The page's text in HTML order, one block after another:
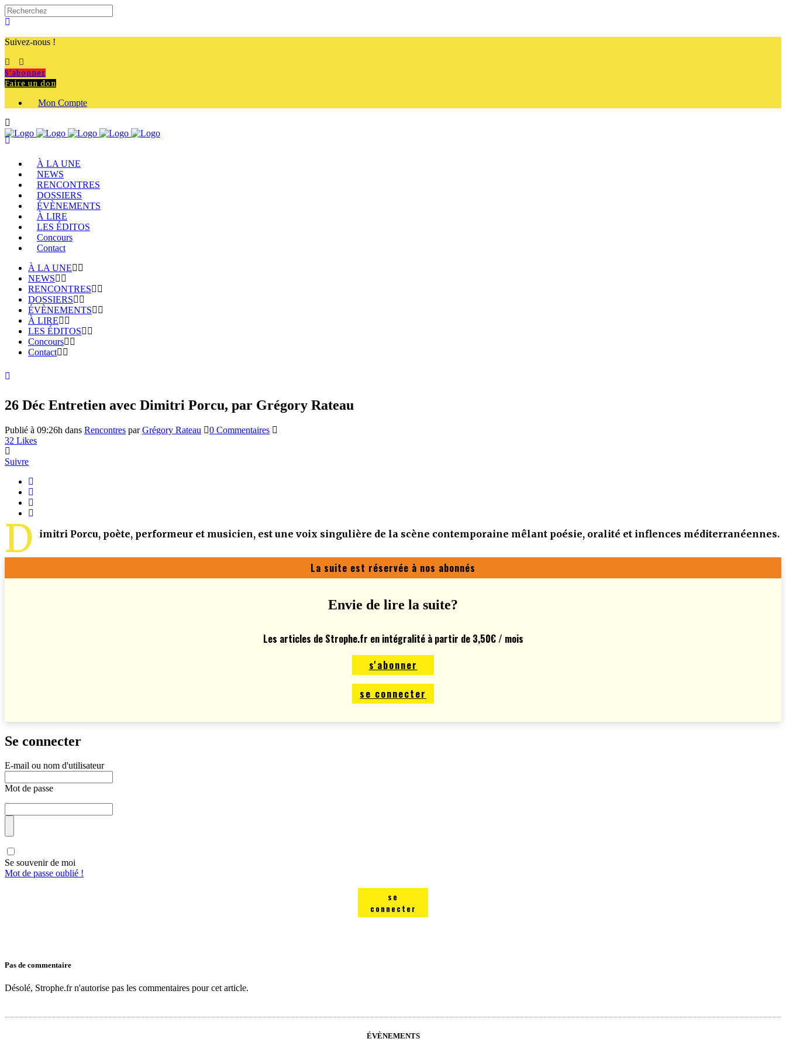
Suivez-nous !
S'abonner
Faire un don
Mon Compte
À LA UNE
NEWS
RENCONTRES
DOSSIERS
ÉVÈNEMENTS
À LIRE
LES ÉDITOS
Concours
Contact
À LA UNE
NEWS
RENCONTRES
DOSSIERS
ÉVÈNEMENTS
À LIRE
LES ÉDITOS
Concours
Contact
26 Déc Entretien avec Dimitri Porcu, par Grégory Rateau
Publié à 09:26h dans Rencontres parGrégory Rateau
0 Commentaires
32 Likes
Suivre
D imitri Porcu, poète, performeur et musicien, est une voix singulière de la scène contemporaine mêlant poésie, oralité et inflences méditerranéennes.
La suite est réservée à nos abonnés
Envie de lire la suite?
Les articles de Strophe.fr en intégralité à partir de 3,50€ / mois
s'abonner
se connecter
Se connecter
E-mail ou nom d'utilisateur
Mot de passe
Se souvenir de moi
Mot de passe oublié !
se
connecter
Pas de commentaire
Désolé, Strophe.fr n'autorise pas les commentaires pour cet article.
ÉVÈNEMENTS